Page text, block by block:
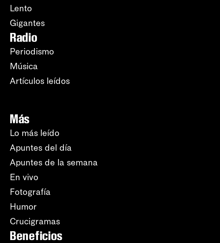
Lento
Gigantes
Radio
Periodismo
Música
Artículos leídos
Más
Lo más leído
Apuntes del día
Apuntes de la semana
En vivo
Fotografía
Humor
Crucigramas
Beneficios